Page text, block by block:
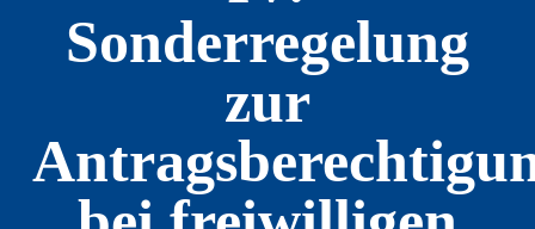
Sonderregelung
zur